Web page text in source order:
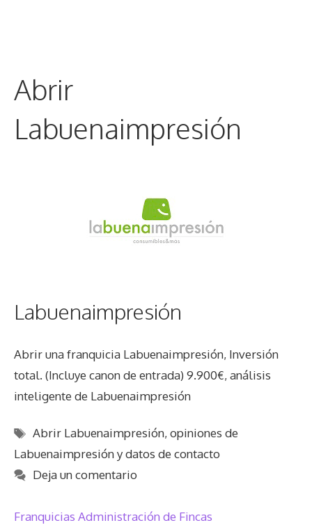
Abrir
Labuenaimpresión
Labuenaimpresión
Abrir una franquicia Labuenaimpresión, Inversión
total. (Incluye canon de entrada) 9.900€, análisis
inteligente de Labuenaimpresión
Etiquetas
Abrir Labuenaimpresión,opiniones de
Labuenaimpresión y datos de contacto
Deja un comentario
Franquicias Administración de Fincas